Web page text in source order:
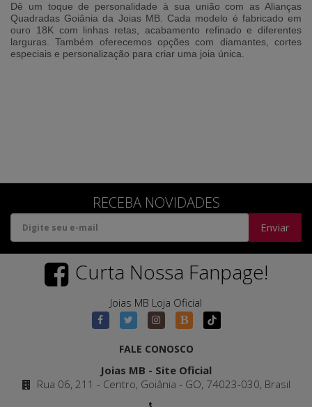
Dê um toque de personalidade à sua união com as Alianças
Quadradas Goiânia da Joias MB. Cada modelo é fabricado em
ouro 18K com linhas retas, acabamento refinado e diferentes
larguras. Também oferecemos opções com diamantes, cortes
especiais e personalização para criar uma joia única.
RECEBA NOVIDADES
Enviar
Curta Nossa Fanpage!
Joias MB Loja Oficial
FALE CONOSCO
Joias MB - Site Oficial
Rua 06, 211 - Centro, Goiânia - GO, 74023-030, Brasil